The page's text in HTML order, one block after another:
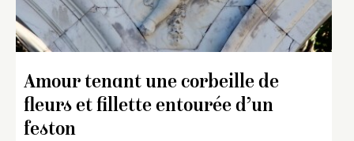
Amour tenant une corbeille de
fleurs et fillette entourée d’un
feston